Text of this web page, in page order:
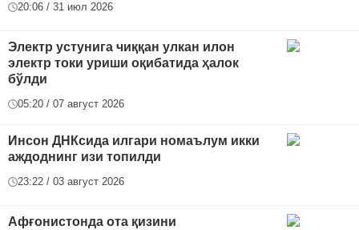
20:06 / 31 июл 2026
Электр устунига чиққан улкан илон
электр токи уриши оқибатида ҳалок
бўлди
05:20 / 07 август 2026
Инсон ДНКсида илгари номаълум икки
аждоднинг изи топилди
23:22 / 03 август 2026
Афғонистонда ота қизини